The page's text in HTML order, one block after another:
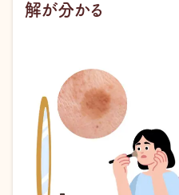
解が分かる